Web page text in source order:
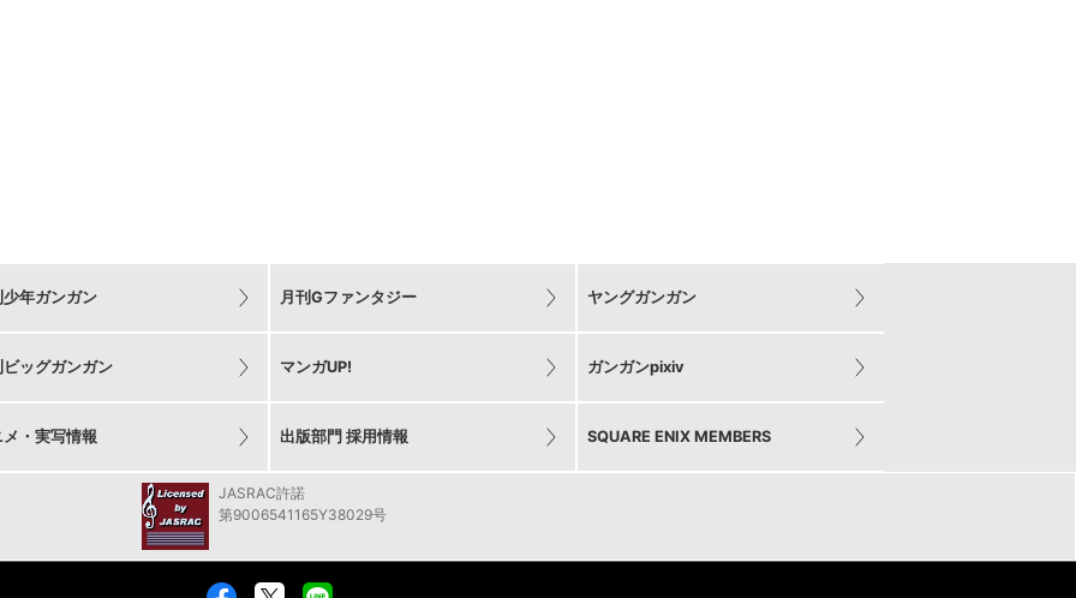
少年ガンガン 月刊Gファンタジー ヤングガンガン
ビッグガンガン マンガUP! ガンガンpixiv
メ・実写情報 出版部門 採用情報 SQUARE ENIX MEMBERS
JASRAC許諾
第9006541165Y38029号